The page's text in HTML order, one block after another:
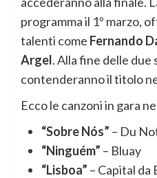
programma il 1º marzo,
talenti come Fernando
Argel. Alla fine delle due
contenderanno il titolo
Ecco le canzoni in gara
“Sobre Nós” – Du
“Ninguém” – Bluay
“Lisboa” – Capital da